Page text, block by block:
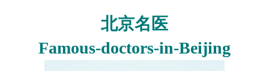
北京名医
Famous-doctors-in-Beijing